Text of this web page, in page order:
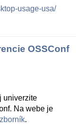
usage-usa/
OSSConf
univerzite
Na webe je
zborník.